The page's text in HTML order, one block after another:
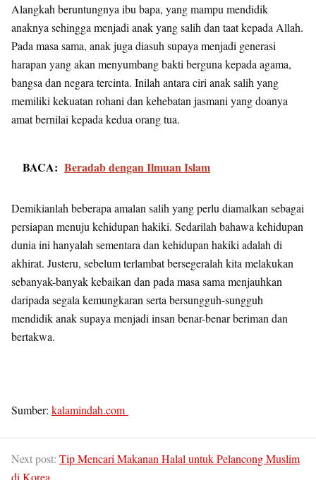
Alangkah beruntungnya ibu bapa, yang mampu mendidik
anaknya sehingga menjadi anak yang salih dan taat kepada Allah.
Pada masa sama, anak juga diasuh supaya menjadi generasi
harapan yang akan menyumbang bakti berguna kepada agama,
bangsa dan negara tercinta. Inilah antara ciri anak salih yang
memiliki kekuatan rohani dan kehebatan jasmani yang doanya
amat bernilai kepada kedua orang tua.
BACA: Beradab dengan Ilmuan Islam
Demikianlah beberapa amalan salih yang perlu diamalkan sebagai
persiapan menuju kehidupan hakiki. Sedarilah bahawa kehidupan
dunia ini hanyalah sementara dan kehidupan hakiki adalah di
akhirat. Justeru, sebelum terlambat bersegeralah kita melakukan
sebanyak-banyak kebaikan dan pada masa sama menjauhkan
daripada segala kemungkaran serta bersungguh-sungguh
mendidik anak supaya menjadi insan benar-benar beriman dan
bertakwa.
Sumber: kalamindah.com
Next post: Tip Mencari Makanan Halal untuk Pelancong Muslim
di Korea